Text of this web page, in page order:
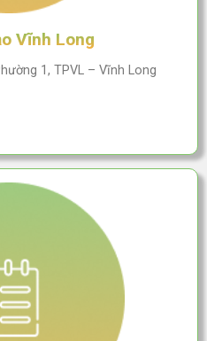
Vĩnh Long
1, TPVL – Vĩnh Long